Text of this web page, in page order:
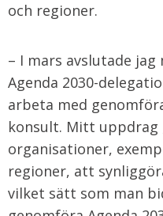
och regioner.
– I mars avslutade
Agenda 2030-
arbeta med
konsult. Mitt
organisationer,
regioner, att
vilket sätt som man